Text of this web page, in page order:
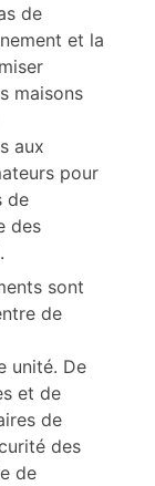
de
et la
maisons
aux
pour
de
des
sont
de
unité. De
et de
de
des
de